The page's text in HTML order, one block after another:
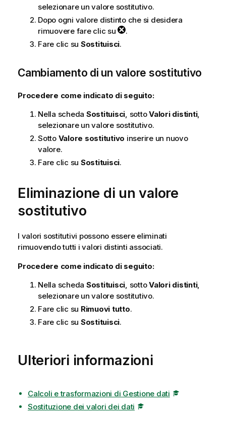
selezionare un valore sostitutivo.
Dopo ogni valore distinto che si desidera
rimuovere fare clic su
.
Fare clic su Sostituisci.
Cambiamento di un valore sostitutivo
Procedere come indicato di seguito:
Nella scheda Sostituisci, sottoValori distinti,
selezionare un valore sostitutivo.
Sotto Valore sostitutivo inserire un nuovo
valore.
Fare clic su Sostituisci.
Eliminazione di un valore
sostitutivo
I valori sostitutivi possono essere eliminati
rimuovendo tutti i valori distinti associati.
Procedere come indicato di seguito:
Nella scheda Sostituisci, sottoValori distinti,
selezionare un valore sostitutivo.
Fare clic su Rimuovi tutto.
Fare clic su Sostituisci.
Ulteriori informazioni
Calcoli e trasformazioni di Gestione dati
Sostituzione dei valori dei dati